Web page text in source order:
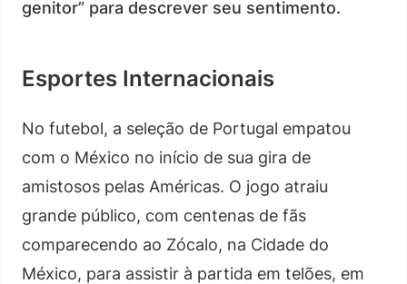
genitor” para descrever seu sentimento.
Esportes Internacionais
No futebol, a seleção de Portugal empatou
com o México no início de sua gira de
amistosos pelas Américas. O jogo atraiu
grande público, com centenas de fãs
comparecendo ao Zócalo, na Cidade do
México, para assistir à partida em telões, em